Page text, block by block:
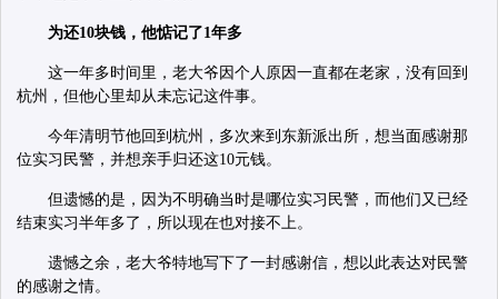
为还10块钱，他惦记了1年多
这一年多时间里，老大爷因个人原因一直都在老家，没有回到
杭州，但他心里却从未忘记这件事。
今年清明节他回到杭州，多次来到东新派出所，想当面感谢那
位实习民警，并想亲手归还这10元钱。
但遗憾的是，因为不明确当时是哪位实习民警，而他们又已经
结束实习半年多了，所以现在也对接不上。
遗憾之余，老大爷特地写下了一封感谢信，想以此表达对民警
的感谢之情。